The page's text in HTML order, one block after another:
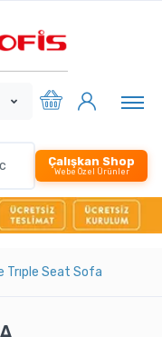
Çalışkan Shop
Webe Özel Ürünler
Trıple Seat Sofa